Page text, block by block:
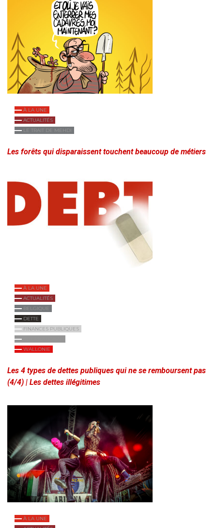
À LA UNE
ACTUALITÉS
LE TRAIT DE MEHDI
Les forêts qui disparaissent touchent beaucoup de métiers
À LA UNE
ACTUALITÉS
BELGIQUE
DETTE
FINANCES PUBLIQUES
WALLONIE
Les 4 types de dettes publiques qui ne se remboursent pas
(4/4) | Les dettes illégitimes
À LA UNE